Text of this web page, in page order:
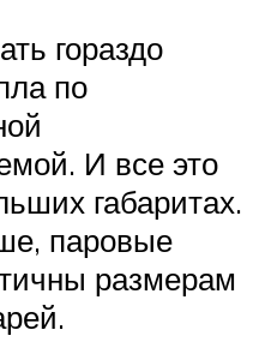
гораздо
по
И все это
габаритах.
паровые
размерам